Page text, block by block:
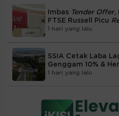
Imbas Tender Offer,
FTSE Russell Picu
1 hari yang lalu
SSIA Cetak Laba
Genggam 10% &
1 hari yang lalu